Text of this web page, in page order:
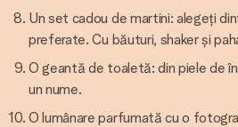
Un set cadou de martini: alegeți
preferate. Cu băuturi, shaker și
O geantă de toaletă: din piele de
un nume.
O lumânare parfumată cu o